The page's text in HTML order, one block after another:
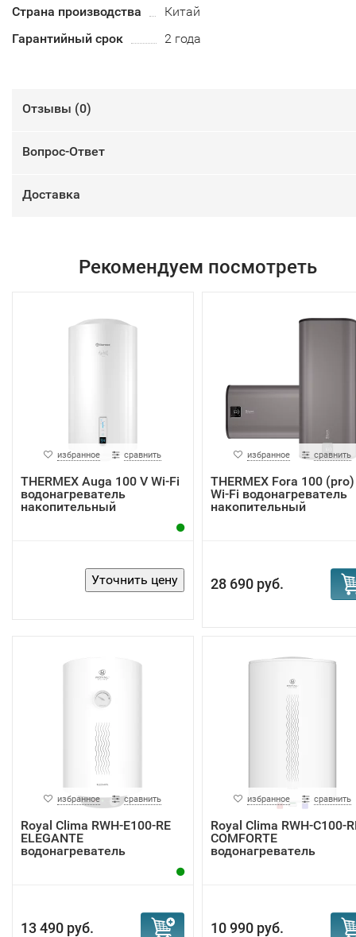
Страна производства
Китай
Гарантийный срок
2 года
Отзывы (0)
Вопрос-Ответ
Доставка
Рекомендуем посмотреть
избранное сравнить
THERMEX Auga 100 V Wi-Fi
водонагреватель
накопительный
избранное сравнить
THERMEX Fora 100 (pro)
Wi-Fi водонагреватель
накопительный
28 690 руб.
избранное сравнить
Royal Clima RWH-E100-RE
ELEGANTE
водонагреватель
13 490 руб.
избранное сравнить
Royal Clima RWH-С100-
COMFORTE
водонагреватель
10 990 руб.